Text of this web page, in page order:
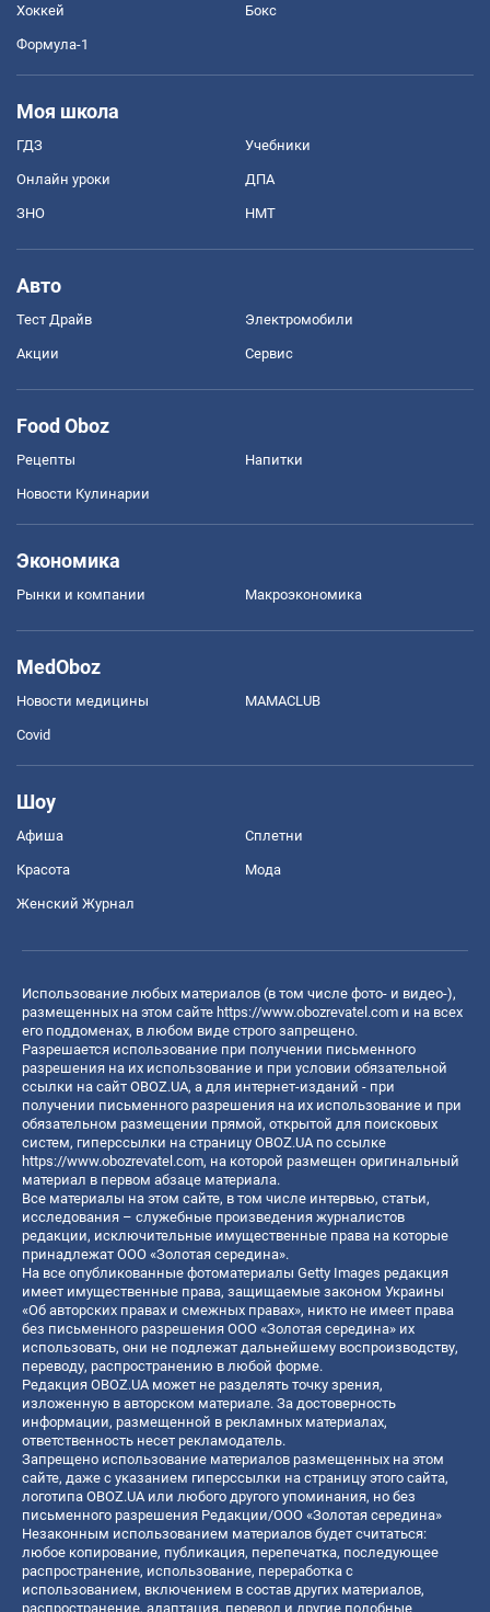
Хоккей Бокс
Формула-1
Моя школа
ГДЗ Учебники
Онлайн уроки ДПА
ЗНО НМТ
Авто
Тест Драйв Электромобили
Акции Сервис
Food Oboz
Рецепты Напитки
Новости Кулинарии
Экономика
Рынки и компании Mакроэкономика
MedOboz
Новости медицины MAMACLUB
Covid
Шоу
Афиша Сплетни
Красота Мода
Женский Журнал
Использование любых материалов (в том числе фото- и видео-),
размещенных на этом сайте https://www.obozrevatel.com и на всех
его поддоменах, в любом виде строго запрещено.
Разрешается использование при получении письменного
разрешения на их использование и при условии обязательной
ссылки на сайт OBOZ.UA, а для интернет-изданий - при
получении письменного разрешения на их использование и при
обязательном размещении прямой, открытой для поисковых
систем, гиперссылки на страницу OBOZ.UA по ссылке
https://www.obozrevatel.com, на которой размещен оригинальный
материал в первом абзаце материала.
Все материалы на этом сайте, в том числе интервью, статьи,
исследования – служебные произведения журналистов
редакции, исключительные имущественные права на которые
принадлежат ООО «Золотая середина».
На все опубликованные фотоматериалы Getty Images редакция
имеет имущественные права, защищаемые законом Украины
«Об авторских правах и смежных правах», никто не имеет права
без письменного разрешения ООО «Золотая середина» их
использовать, они не подлежат дальнейшему воспроизводству,
переводу, распространению в любой форме.
Редакция OBOZ.UA может не разделять точку зрения,
изложенную в авторском материале. За достоверность
информации, размещенной в рекламных материалах,
ответственность несет рекламодатель.
Запрещено использование материалов размещенных на этом
сайте, даже с указанием гиперссылки на страницу этого сайта,
логотипа OBOZ.UA или любого другого упоминания, но без
письменного разрешения Редакции/ООО «Золотая середина»
Незаконным использованием материалов будет считаться:
любое копирование, публикация, перепечатка, последующее
распространение, использование, переработка с
использованием, включением в состав других материалов,
распространение, адаптация, перевод и другие подобные